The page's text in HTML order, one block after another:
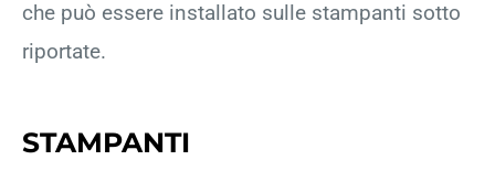
che può essere installato sulle stampanti sotto
riportate.
STAMPANTI